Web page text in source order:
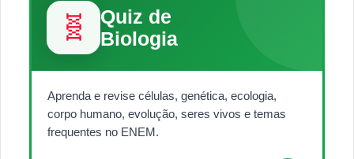
🧬
Quiz de
Biologia
Aprenda e revise células, genética, ecologia,
corpo humano, evolução, seres vivos e temas
frequentes no ENEM.